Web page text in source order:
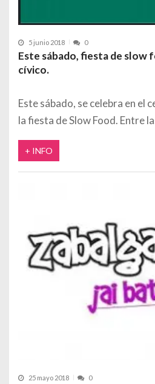
5 junio 2018 0
Este sábado, fiesta de slow
cívico.
Este sábado, se celebra en el
la fiesta de Slow Food. Entre
+ INFO
25 mayo 2018 0